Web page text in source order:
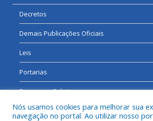
Decretos
Demais Publicações Oficiais
Leis
Portarias
Processos Seletivos
Nós usamos cookies para melhorar sua
navegação no portal. Ao utilizar nosso